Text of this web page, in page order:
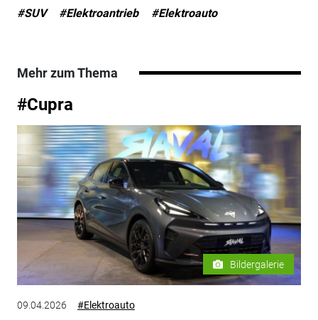
#SUV #Elektroantrieb #Elektroauto
Mehr zum Thema
#Cupra
Bildergalerie
09.04.2026 #Elektroauto